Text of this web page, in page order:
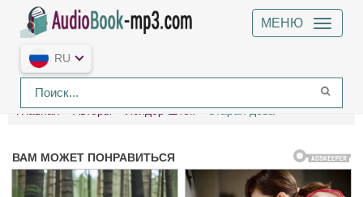
МЕНЮ
RU
Главная Авторы Исидор Шток Старая дева